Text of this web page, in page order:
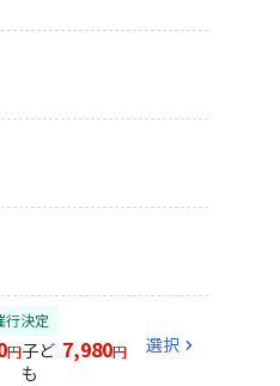
行決定
円子ど
も
7,980円 選択 chevron_right